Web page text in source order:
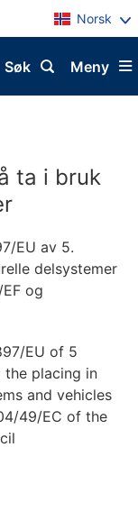
Norsk
Meny
Søk
ta i bruk
EU av 5.
delsystemer
og
EU of 5
the placing in
and vehicles
49/EC of the